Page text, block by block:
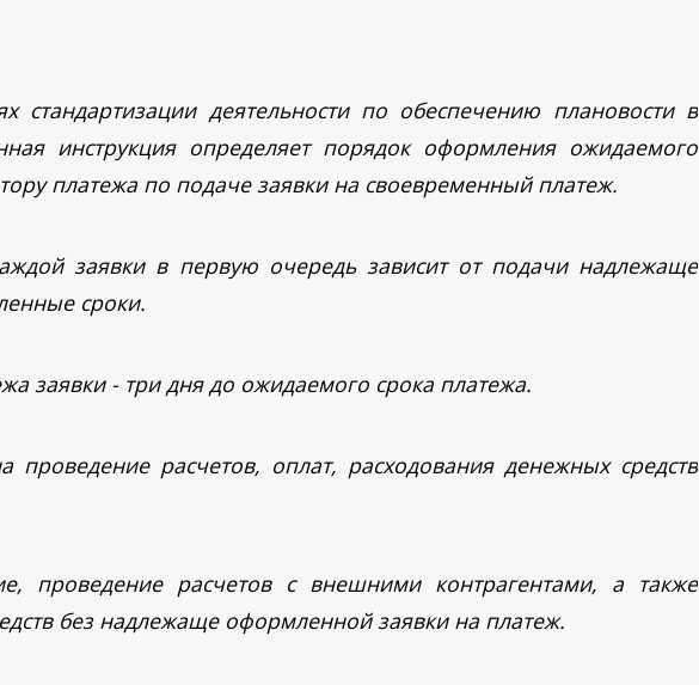
стандартизации деятельности по обеспечению плановости в
инструкция определяет порядок оформления ожидаемого
платежа по подаче заявки на своевременный платеж.
заявки в первую очередь зависит от подачи надлежаще
сроки.
заявки - три дня до ожидаемого срока платежа.
проведение расчетов, оплат, расходования денежных средств
проведение расчетов с внешними контрагентами, а также
без надлежаще оформленной заявки на платеж.